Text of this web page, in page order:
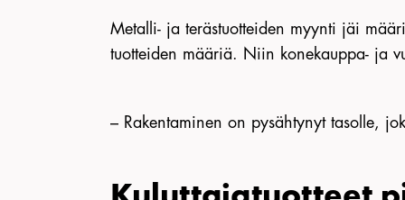
Metalli- ja terästuotteiden myynti jäi
tuotteiden määriä. Niin konekauppa- ja
– Rakentaminen on pysähtynyt tasolle,